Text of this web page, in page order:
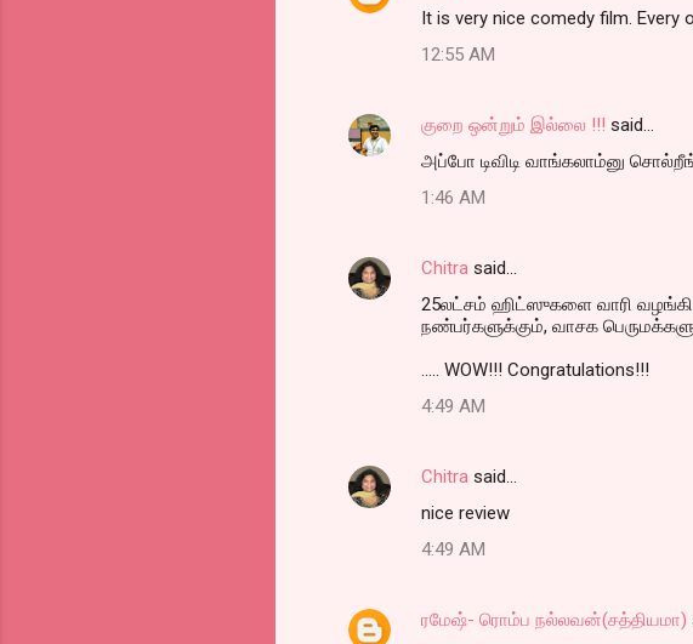
e
It is very nice comedy film. Every
12:55 AM
குறை ஒன்றும் இல்லை !!! said…
அப்போ டிவிடி வாங்கலாம்னு
1:46 AM
Chitra said…
25லட்சம் ஹிட்ஸுகளை வாரி
நண்பர்களுக்கும், வாசக
..... WOW!!! Congratulations!!!
4:49 AM
Chitra said…
nice review
4:49 AM
ரமேஷ்- ரொம்ப நல்லவன்(சத்தியமா)